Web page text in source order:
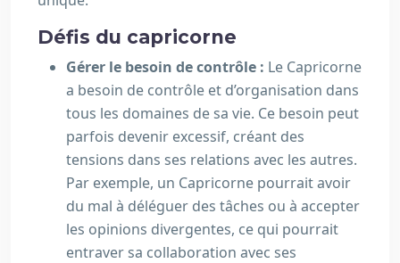
Défis du capricorne
Gérer le besoin de contrôle : Le Capricorne
a besoin de contrôle et d’organisation dans
tous les domaines de sa vie. Ce besoin peut
parfois devenir excessif, créant des
tensions dans ses relations avec les autres.
Par exemple, un Capricorne pourrait avoir
du mal à déléguer des tâches ou à accepter
les opinions divergentes, ce qui pourrait
entraver sa collaboration avec ses